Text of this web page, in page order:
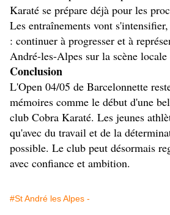
Karaté se prépare déjà pour les
Les entraînements vont
: continuer à progresser et à
André-les-Alpes sur la scène locale
Conclusion
L'Open 04/05 de Barcelonnette
mémoires comme le début d'une
club Cobra Karaté. Les jeunes
qu'avec du travail et de la
possible. Le club peut désormais
avec confiance et ambition.
#St André les Alpes -